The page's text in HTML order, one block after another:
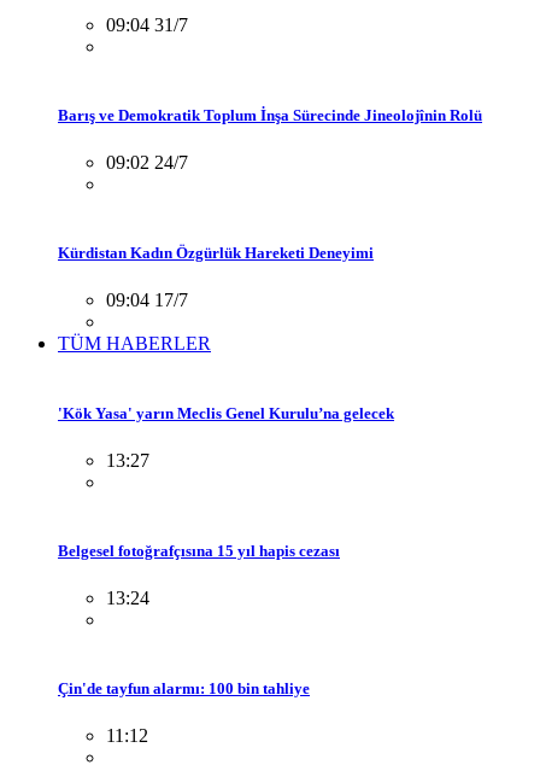
09:04 31/7
Barış ve Demokratik Toplum İnşa Sürecinde Jineolojînin Rolü
09:02 24/7
Kürdistan Kadın Özgürlük Hareketi Deneyimi
09:04 17/7
TÜM HABERLER
'Kök Yasa' yarın Meclis Genel Kurulu’na gelecek
13:27
Belgesel fotoğrafçısına 15 yıl hapis cezası
13:24
Çin'de tayfun alarmı: 100 bin tahliye
11:12